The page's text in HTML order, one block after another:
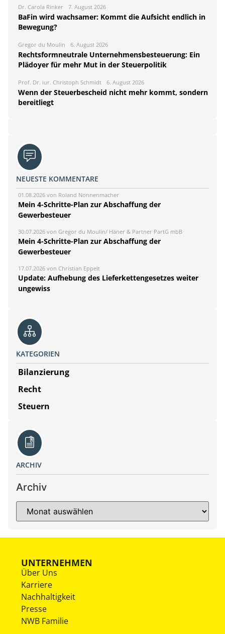
Dr. Carola Rinker 7. August 2026
BaFin wird wachsamer: Kommt die Aufsicht endlich in
Bewegung?
Gregor du Moulin 6. August 2026
Rechtsformneutrale Unternehmensbesteuerung: Ein
Plädoyer für mehr Mut in der Steuerpolitik
Prof. Dr. iur. Christoph Schmidt 6. August 2026
Wenn der Steuerbescheid nicht mehr kommt, sondern
bereitliegt
NEUESTE KOMMENTARE
01.08.2026 von Roland Nonnenmacher
Mein 4-Schritte-Plan zur Abschaffung der
Gewerbesteuer
30.07.2026 von Gregor du Moulin/ Häner & Partner PartG mbB
Mein 4-Schritte-Plan zur Abschaffung der
Gewerbesteuer
17.07.2026 von Christian Eppelt
Update: Aufhebung des Lieferkettengesetzes weiter
ungewiss
KATEGORIEN
Bilanzierung
Recht
Steuern
ARCHIV
Archiv
UNTERNEHMEN
Über Uns
Karriere
Nachhaltigkeit
Presse
NWB Familie